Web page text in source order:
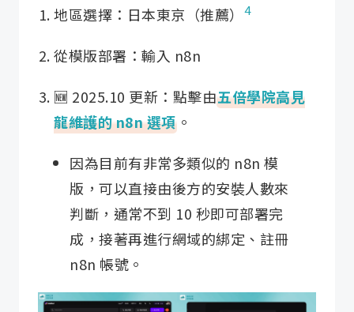
地區選擇：日本東京（推薦） 4
從模版部署：輸入 n8n
🆕 2025.10 更新：點擊由五倍學院高見
龍維護的 n8n 選項。
因為目前有非常多類似的 n8n 模
版，可以直接由後方的安裝人數來
判斷，通常不到 10 秒即可部署完
成，接著再進行網域的綁定、註冊
n8n 帳號。